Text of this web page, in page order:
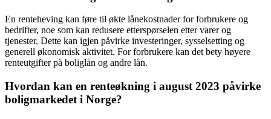
En renteheving kan føre til økte lånekostnader for forbrukere og
bedrifter, noe som kan redusere etterspørselen etter varer og
tjenester. Dette kan igjen påvirke investeringer, sysselsetting og
generell økonomisk aktivitet. For forbrukere kan det bety høyere
renteutgifter på boliglån og andre lån.
Hvordan kan en renteøkning i august 2023 påvirke
boligmarkedet i Norge?